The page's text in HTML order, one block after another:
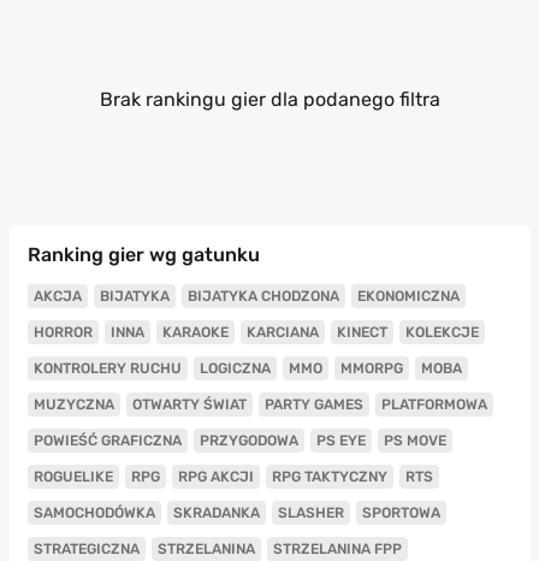
Brak rankingu gier dla podanego filtra
Ranking gier wg gatunku
AKCJA BIJATYKA BIJATYKA CHODZONA EKONOMICZNA
HORROR INNA KARAOKE KARCIANA KINECT KOLEKCJE
KONTROLERY RUCHU LOGICZNA MMO MMORPG MOBA
MUZYCZNA OTWARTY ŚWIAT PARTY GAMES PLATFORMOWA
POWIEŚĆ GRAFICZNA PRZYGODOWA PS EYE PS MOVE
ROGUELIKE RPG RPG AKCJI RPG TAKTYCZNY RTS
SAMOCHODÓWKA SKRADANKA SLASHER SPORTOWA
STRATEGICZNA STRZELANINA STRZELANINA FPP